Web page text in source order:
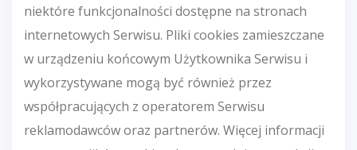
niektóre funkcjonalności dostępne na stronach
internetowych Serwisu. Pliki cookies zamieszczane
w urządzeniu końcowym Użytkownika Serwisu i
wykorzystywane mogą być również przez
współpracujących z operatorem Serwisu
reklamodawców oraz partnerów. Więcej informacji